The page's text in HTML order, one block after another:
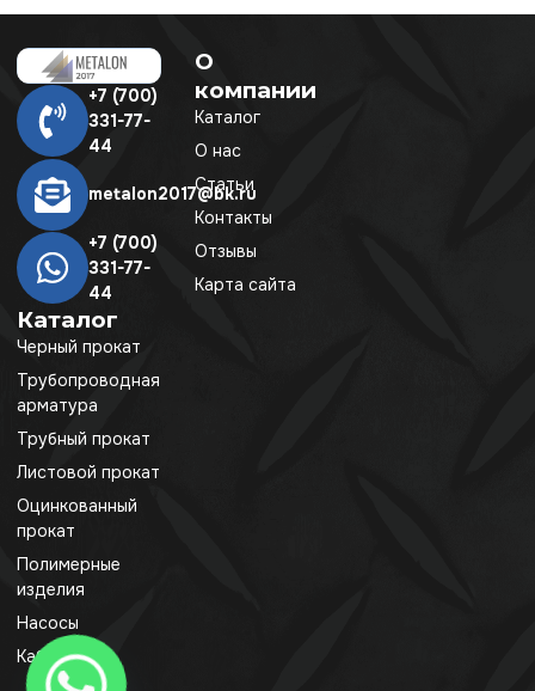
+7 (700)
331-77-
44
metalon2017@bk.ru
+7 (700)
331-77-
44
Каталог
Черный прокат
Трубопроводная
арматура
Трубный прокат
Листовой прокат
Оцинкованный
прокат
Полимерные
изделия
Насосы
Кабель
О
компании
Каталог
О нас
Статьи
Контакты
Отзывы
Карта сайта